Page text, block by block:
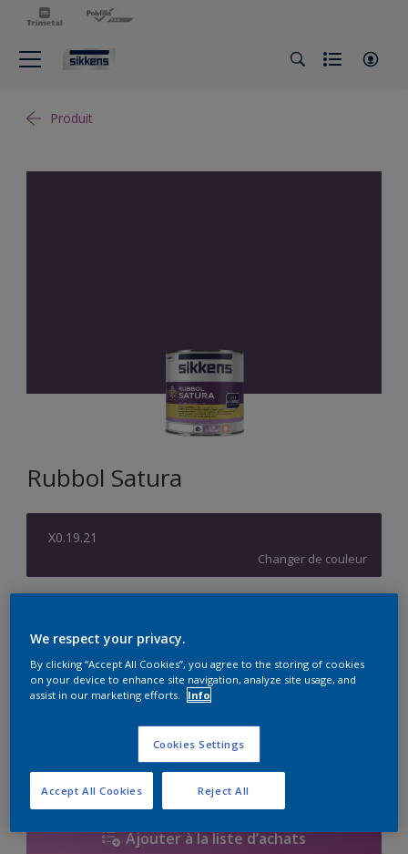
Produit
Rubbol Satura
X0.19.21
Changer de couleur
1L
Quantité Calculateur de peinture
Calculer
Ajouter à la liste d’achats
We respect your privacy.
By clicking “Accept All Cookies”, you agree to the storing of cookies
on your device to enhance site navigation, analyze site usage, and
assist in our marketing efforts.
Info
Cookies Settings
Reject All
Accept All Cookies